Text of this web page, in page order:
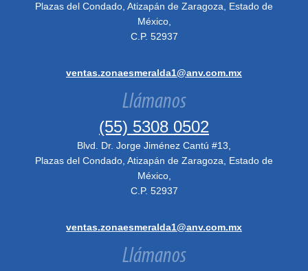
Plazas del Condado, Atizapán de Zaragoza, Estado de
México,
C.P. 52937
ventas.zonaesmeralda1@anv.com.mx
Llámanos
(55) 5308 0502
Blvd. Dr. Jorge Jiménez Cantú #13,
Plazas del Condado, Atizapán de Zaragoza, Estado de
México,
C.P. 52937
ventas.zonaesmeralda1@anv.com.mx
Llámanos